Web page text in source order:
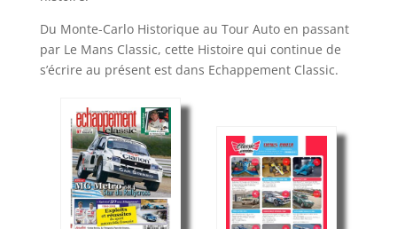
Du Monte-Carlo Historique au Tour Auto en passant
par Le Mans Classic, cette Histoire qui continue de
s’écrire au présent est dans Echappement Classic.